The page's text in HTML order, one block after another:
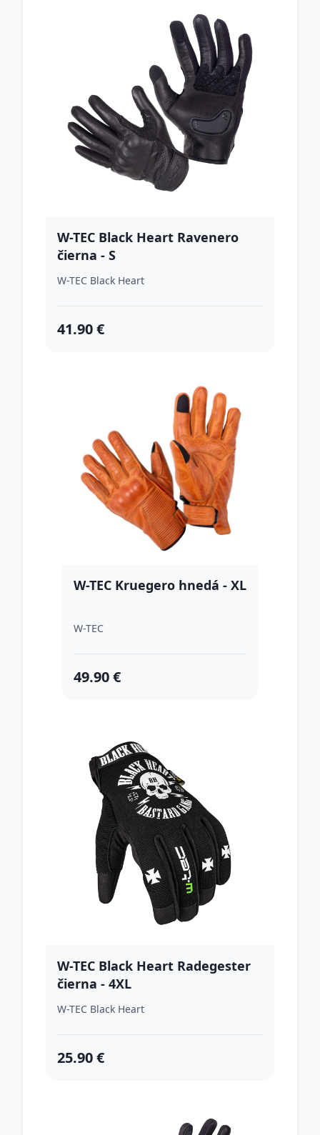
W-TEC Black Heart Ravenero
čierna - S
W-TEC Black Heart
41.90 €
W-TEC Kruegero hnedá - XL
W-TEC
49.90 €
W-TEC Black Heart Radegester
čierna - 4XL
W-TEC Black Heart
25.90 €